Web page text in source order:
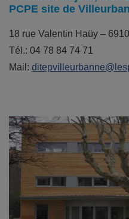
PCPE site de
18 rue Valentin Haüy –
Tél.: 04 78 84 74 71
Mail: